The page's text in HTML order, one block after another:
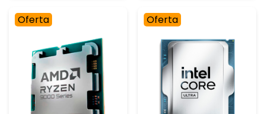
Oferta Oferta